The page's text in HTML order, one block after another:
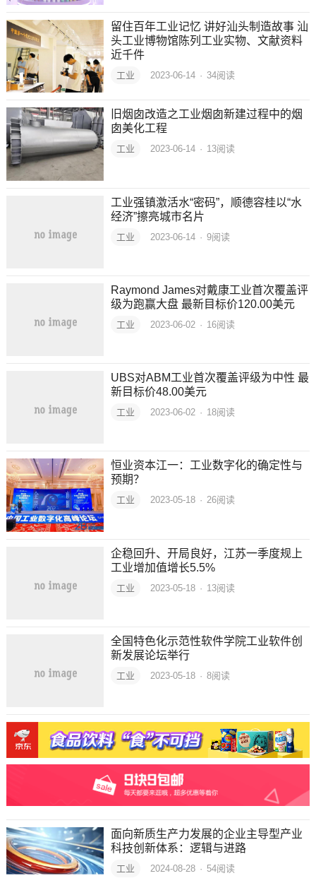
留住百年工业记忆 讲好汕头制造故事 汕
头工业博物馆陈列工业实物、文献资料
近千件
工业 2023-06-14 · 34阅读
旧烟囱改造之工业烟囱新建过程中的烟
囱美化工程
工业 2023-06-14 · 13阅读
工业强镇激活水“密码”，顺德容桂以“水
经济”擦亮城市名片
工业 2023-06-14 · 9阅读
Raymond James对戴康工业首次覆盖评
级为跑赢大盘 最新目标价120.00美元
工业 2023-06-02 · 16阅读
UBS对ABM工业首次覆盖评级为中性 最
新目标价48.00美元
工业 2023-06-02 · 18阅读
恒业资本江一：工业数字化的确定性与
预期？
工业 2023-05-18 · 26阅读
企稳回升、开局良好，江苏一季度规上
工业增加值增长5.5%
工业 2023-05-18 · 13阅读
全国特色化示范性软件学院工业软件创
新发展论坛举行
工业 2023-05-18 · 8阅读
面向新质生产力发展的企业主导型产业
科技创新体系：逻辑与进路
工业 2024-08-28 · 54阅读